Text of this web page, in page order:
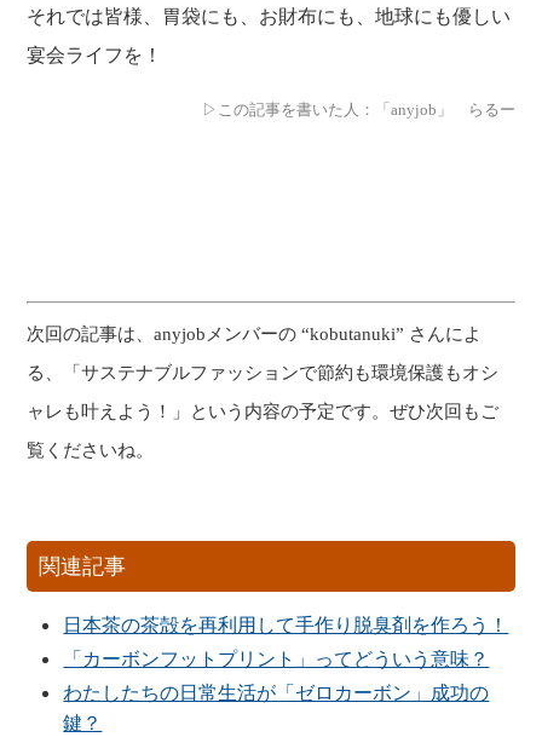
それでは皆様、胃袋にも、お財布にも、地球にも優しい
宴会ライフを！
▷この記事を書いた 人：「anyjob」 らるー
次回の記事は、anyjobメンバーの “kobutanuki” さんによ
る、「サステナブルファッションで節約も環境保護もオシ
ャレも叶えよう！」という内容の予定です。ぜひ次回もご
覧くださいね。
関連記事
日本茶の茶殻を再利用して手作り脱臭剤を作ろう！
「カーボンフットプリント」ってどういう意味？
わたしたちの日常生活が「ゼロカーボン」成功の
鍵？